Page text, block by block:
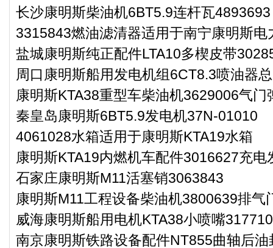
长沙康明斯柴油机6BT5.9连杆瓦4893693
3315843燃油滤清器适用于南宁康明斯电
盐城康明斯纯正配件LTA10多楔皮带
周口康明斯船用发电机组6CT8.3喷油器
康明斯KTA38重型车柴油机3629006气门
秦皇岛康明斯6BT5.9发电机37N-01010
4061028水箱适用于康明斯KTA19水箱
康明斯KTA19内燃机车配件3016627充电
石家庄康明斯M11活塞销3063843
康明斯M11工程设备柴油机3800639排气
威海康明斯船用电机KTA38小喷嘴
南京康明斯铁路设备配件NT855曲轴后